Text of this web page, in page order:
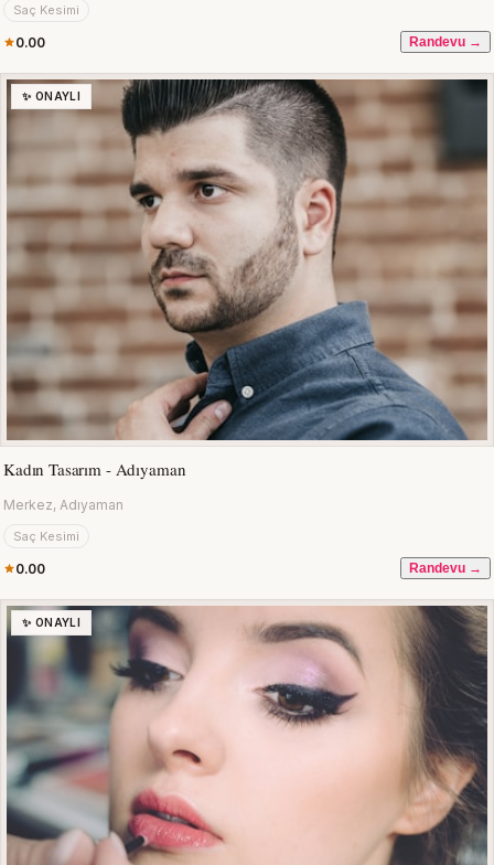
Saç Kesimi
0.00 Randevu →
✨ ONAYLI
Kadın Tasarım - Adıyaman
Merkez, Adıyaman
Saç Kesimi
0.00 Randevu →
✨ ONAYLI